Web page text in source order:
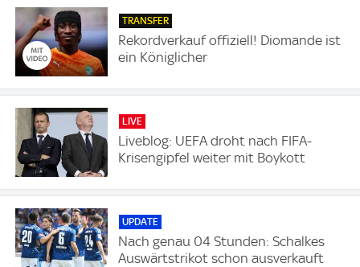
TRANSFER
Rekordverkauf offiziell! Diomande ist
ein Königlicher
LIVE
Liveblog: UEFA droht nach FIFA-
Krisengipfel weiter mit Boykott
UPDATE
Nach genau 04 Stunden: Schalkes
Auswärtstrikot schon ausverkauft